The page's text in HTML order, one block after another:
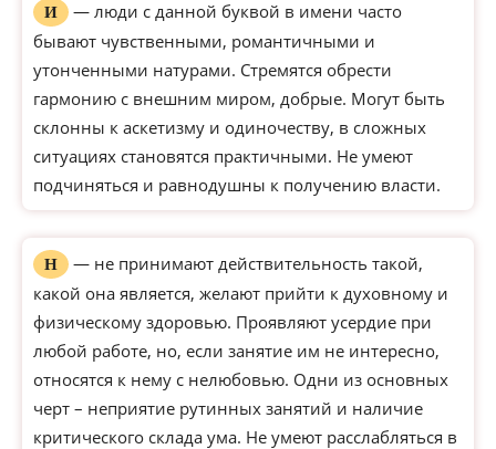
И
— люди с данной буквой в имени часто
бывают чувственными, романтичными и
утонченными натурами. Стремятся обрести
гармонию с внешним миром, добрые. Могут быть
склонны к аскетизму и одиночеству, в сложных
ситуациях становятся практичными. Не умеют
подчиняться и равнодушны к получению власти.
Н
— не принимают действительность такой,
какой она является, желают прийти к духовному и
физическому здоровью. Проявляют усердие при
любой работе, но, если занятие им не интересно,
относятся к нему с нелюбовью. Одни из основных
черт – неприятие рутинных занятий и наличие
критического склада ума. Не умеют расслабляться в